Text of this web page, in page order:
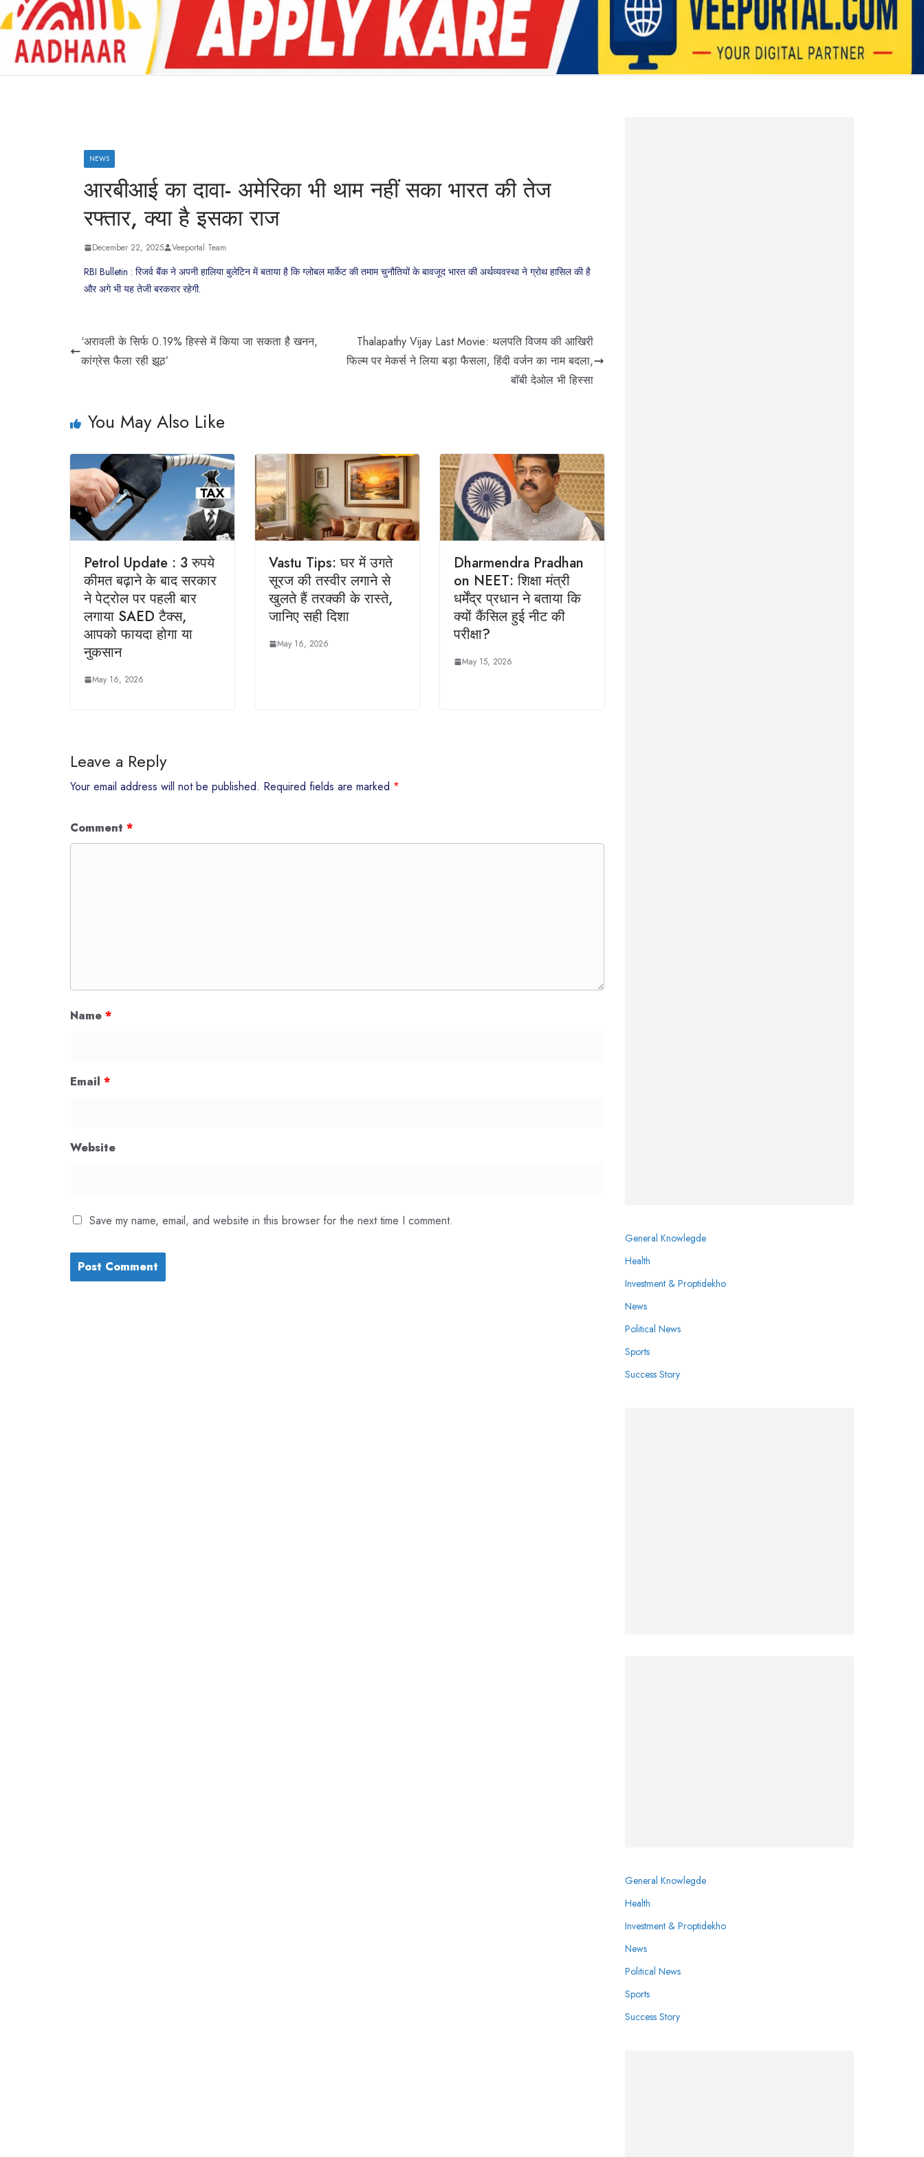
NEWS
आरबीआई का दावा- अमे‍रिका भी थाम नहीं सका भारत की तेज
रफ्तार, क्‍या है इसका राज
December 22, 2025 Veeportal Team
RBI Bulletin : रिजर्व बैंक ने अपनी हालिया बुलेटिन में बताया है कि ग्‍लोबल मार्केट की तमाम चुनौतियों के बावजूद भारत की अर्थव्‍यवस्‍था ने ग्रोथ हासिल की है
और अगे भी यह तेजी बरकरार रहेगी.
‘अरावली के सिर्फ 0.19% हिस्से में किया जा सकता है खनन,
कांग्रेस फैला रही झूठ’
Thalapathy Vijay Last Movie: थलपति विजय की आखिरी
फिल्म पर मेकर्स ने लिया बड़ा फैसला, हिंदी वर्जन का नाम बदला,
बॉबी देओल भी हिस्सा
You May Also Like
Petrol Update : 3 रुपये
कीमत बढ़ाने के बाद सरकार
ने पेट्रोल पर पहली बार
लगाया SAED टैक्‍स,
आपको फायदा होगा या
नुकसान
May 16, 2026
Vastu Tips: घर में उगते
सूरज की तस्वीर लगाने से
खुलते हैं तरक्की के रास्ते,
जानिए सही दिशा
May 16, 2026
Dharmendra Pradhan
on NEET: शिक्षा मंत्री
धर्मेंद्र प्रधान ने बताया कि
क्‍यों कैंसिल हुई नीट की
परीक्षा?
May 15, 2026
Leave a Reply
Your email address will not be published. Required fields are marked *
Comment *
Name *
Email *
Website
Save my name, email, and website in this browser for the next time I comment.
General Knowlegde
Health
Investment & Proptidekho
News
Political News
Sports
Success Story
General Knowlegde
Health
Investment & Proptidekho
News
Political News
Sports
Success Story